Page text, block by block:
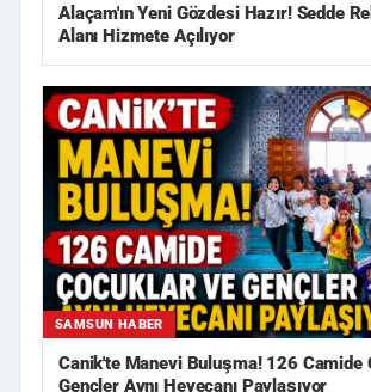
Alaçam'ın Yeni Gözdesi Hazır! Sedde
Alanı Hizmete Açılıyor
SAMSUN HABER
Canik'te Manevi Buluşma! 126 Camide
Gençler Aynı Heyecanı Paylaşıyor